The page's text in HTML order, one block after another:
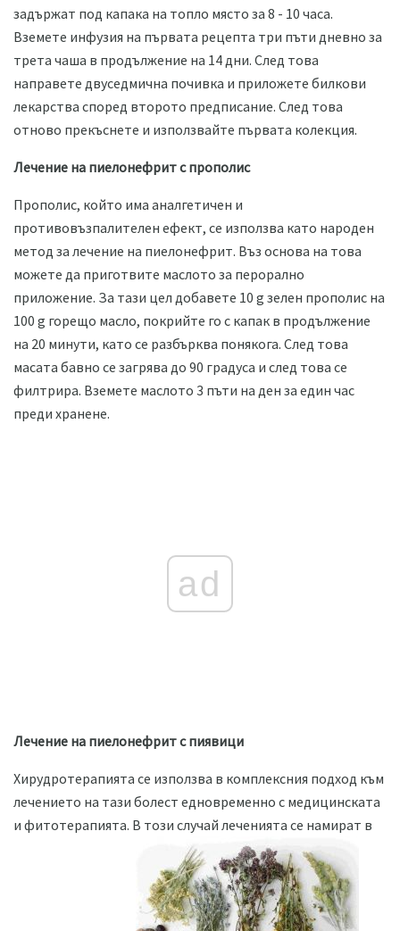
задържат под капака на топло място за 8 - 10 часа.
Вземете инфузия на първата рецепта три пъти дневно за
трета чаша в продължение на 14 дни. След това
направете двуседмична почивка и приложете билкови
лекарства според второто предписание. След това
отново прекъснете и използвайте първата колекция.
Лечение на пиелонефрит с прополис
Прополис, който има аналгетичен и
противовъзпалителен ефект, се използва като народен
метод за лечение на пиелонефрит. Въз основа на това
можете да приготвите маслото за перорално
приложение. За тази цел добавете 10 g зелен прополис на
100 g горещо масло, покрийте го с капак в продължение
на 20 минути, като се разбърква понякога. След това
масата бавно се загрява до 90 градуса и след това се
филтрира. Вземете маслото 3 пъти на ден за един час
преди хранене.
ad
Лечение на пиелонефрит с пиявици
Хирудротерапията се използва в комплексния подход към
лечението на тази болест едновременно с медицинската
и фитотерапията. В този случай леченията се намират в